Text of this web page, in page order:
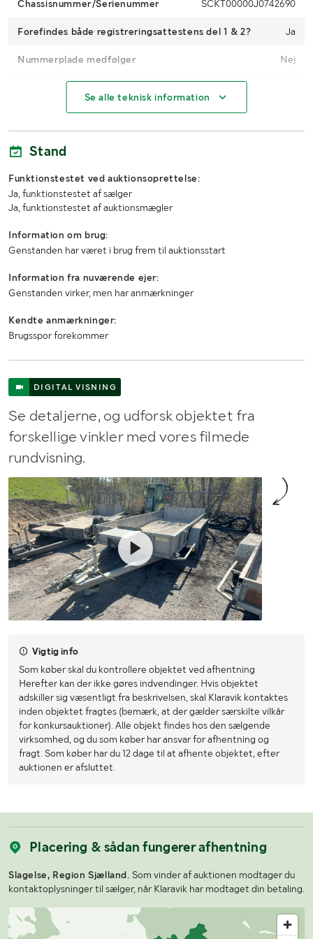
Chassisnummer/Serienummer SCKT00000J0742690
Forefindes både registreringsattestens del 1 & 2? Ja
Nummerplade medfølger Nej
Køretøjsstatus Registreret
1. reg./1. trafik sv.
MÅL OG VÆGT:
Længde (mm)
Bredde (mm)
Lastrummets længde (mm)
Lastrummets bredde (mm)
Se alle teknisk information
Stand
Funktionstestet ved auktionsoprettelse:
Ja, funktionstestet af sælger
Ja, funktionstestet af auktionsmægler
Information om brug:
Genstanden har været i brug frem til auktionsstart
Information fra nuværende ejer:
Genstanden virker, men har anmærkninger
Kendte anmærkninger:
Brugsspor forekommer
DIGITAL VISNING
Se detaljerne, og udforsk objektet fra
forskellige vinkler med vores filmede
rundvisning.
Vigtig info
Som køber skal du kontrollere objektet ved afhentning
Herefter kan der ikke gøres indvendinger. Hvis objektet
adskiller sig væsentligt fra beskrivelsen, skal Klaravik kontaktes
inden objektet fragtes (bemærk, at der gælder særskilte vilkår
for konkursauktioner). Alle objekt findes hos den sælgende
virksomhed, og du som køber har ansvar for afhentning og
fragt. Som køber har du 12 dage til at afhente objektet, efter
auktionen er afsluttet.
Placering & sådan fungerer afhentning
Slagelse, Region Sjælland. Som vinder af auktionen modtager du
kontaktoplysninger til sælger, når Klaravik har modtaget din betaling.